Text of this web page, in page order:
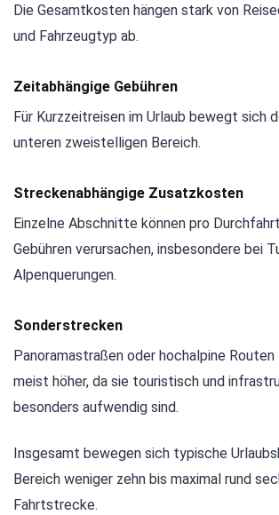
Die Gesamtkosten hängen stark von
und Fahrzeugtyp ab.
Zeitabhängige Gebühren
Für Kurzzeitreisen im Urlaub bewegt sich
unteren zweistelligen Bereich.
Streckenabhängige Zusatzkosten
Einzelne Abschnitte können pro
Gebühren verursachen, insbesondere bei
Alpenquerungen.
Sonderstrecken
Panoramastraßen oder hochalpine
meist höher, da sie touristisch und
besonders aufwendig sind.
Insgesamt bewegen sich typische
Bereich weniger zehn bis maximal rund
Fahrtstrecke.